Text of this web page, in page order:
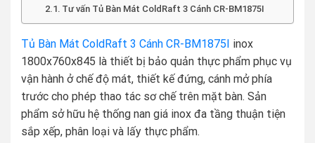
Tư vấn Tủ Bàn Mát ColdRaft 3 Cánh CR-BM1875I
Tủ Bàn Mát ColdRaft 3 Cánh CR-BM1875I inox
1800x760x845 là thiết bị bảo quản thực phẩm phục vụ
vận hành ở chế độ mát, thiết kế đứng, cánh mở phía
trước cho phép thao tác sơ chế trên mặt bàn. Sản
phẩm sở hữu hệ thống nan giá inox đa tầng thuận tiện
sắp xếp, phân loại và lấy thực phẩm.